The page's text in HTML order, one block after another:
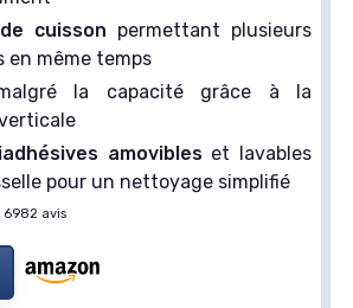
cuisson permettant plusieurs
en même temps
la capacité grâce à la
amovibleset lavables
pour un nettoyage simplifié
6982 avis